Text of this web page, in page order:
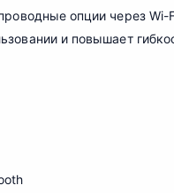
опции через
и повышает